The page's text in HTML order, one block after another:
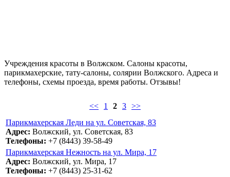
Учреждения красоты в Волжском. Салоны красоты,
парикмахерские, тату-салоны, солярии Волжского. Адреса и
телефоны, схемы проезда, время работы. Отзывы!
<< 1 2 3 >>
Парикмахерская Леди на ул. Советская, 83
Адрес: Волжский, ул. Советская, 83
Телефоны: +7 (8443) 39-58-49
Парикмахерская Нежность на ул. Мира, 17
Адрес: Волжский, ул. Мира, 17
Телефоны: +7 (8443) 25-31-62